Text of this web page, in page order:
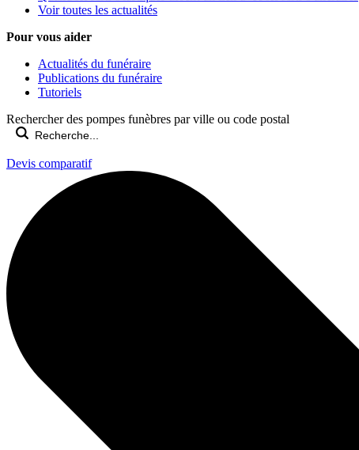
Voir toutes les actualités
Pour vous aider
Actualités du funéraire
Publications du funéraire
Tutoriels
Rechercher des pompes funèbres par ville ou code postal
Devis comparatif